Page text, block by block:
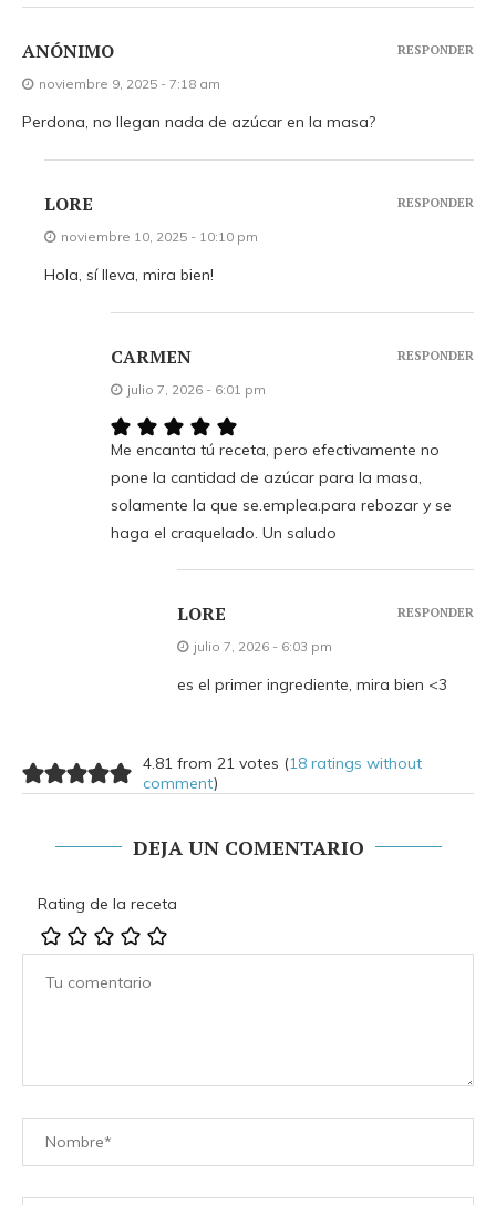
ANÓNIMO
noviembre 9, 2025 - 7:18 am
Perdona, no llegan nada de azúcar en la masa?
RESPONDER
LORE
noviembre 10, 2025 - 10:10 pm
Hola, sí lleva, mira bien!
RESPONDER
CARMEN
julio 7, 2026 - 6:01 pm
Me encanta tú receta, pero efectivamente no
pone la cantidad de azúcar para la masa,
solamente la que se.emplea.para rebozar y se
haga el craquelado. Un saludo
RESPONDER
LORE
julio 7, 2026 - 6:03 pm
es el primer ingrediente, mira bien <3
RESPONDER
4.81 from 21 votes (18 ratings without
comment)
DEJA UN COMENTARIO
Rating de la receta